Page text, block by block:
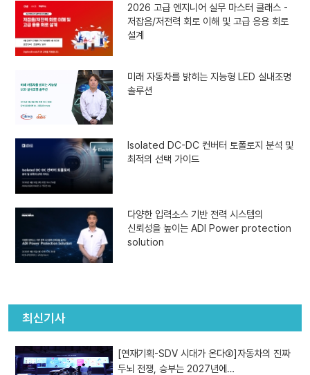
2026 고급 엔지니어 실무 마스터 클래스 -
저잡음/저전력 회로 이해 및 고급 응용 회로
설계
미래 자동차를 밝히는 지능형 LED 실내조명
솔루션
Isolated DC-DC 컨버터 토폴로지 분석 및
최적의 선택 가이드
다양한 입력소스 기반 전력 시스템의
신뢰성을 높이는 ADI Power protection
solution
최신기사
[연재기획-SDV 시대가 온다③]자동차의 진짜
두뇌 전쟁, 승부는 2027년에…